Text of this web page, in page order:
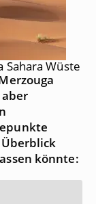
Sahara Wüste
könnte: